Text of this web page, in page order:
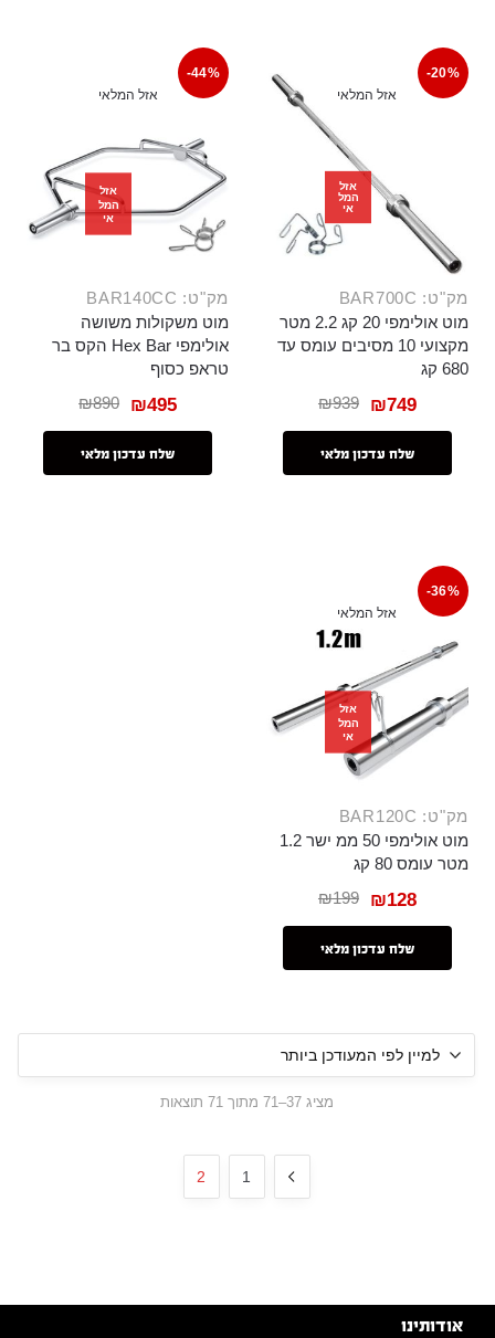
-20%
אזל המלאי
אזל
המל
אי
מק"ט: BAR700C
מוט אולימפי 20 קג 2.2 מטר
מקצועי 10 מסיבים עומס עד
680 קג
₪939 ₪749
שלח עדכון מלאי
-44%
אזל המלאי
אזל
המל
אי
מק"ט: BAR140CC
מוט משקולות משושה
אולימפי Hex Bar הקס בר
טראפ כסוף
₪890 ₪495
שלח עדכון מלאי
-36%
אזל המלאי
אזל
המל
אי
מק"ט: BAR120C
מוט אולימפי 50 ממ ישר 1.2
מטר עומס 80 קג
₪199 ₪128
שלח עדכון מלאי
מציג 37–71 מתוך 71 תוצאות
1
2
אודותינו